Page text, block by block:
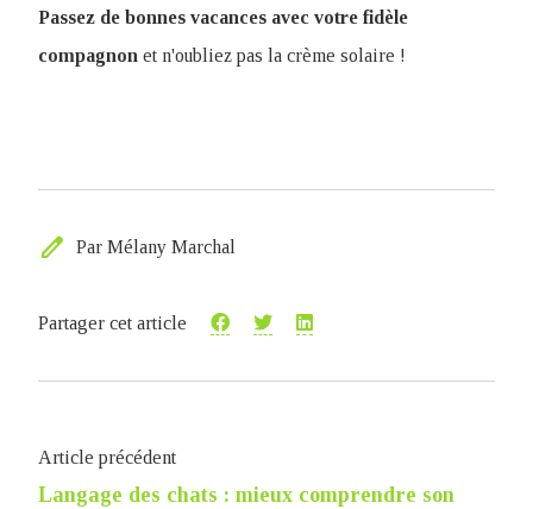
Passez de bonnes vacances avec votre fidèle
compagnon et n'oubliez pas la crème solaire !
edit Par Mélany Marchal
Partager cet article
Article précédent
Langage des chats : mieux comprendre son